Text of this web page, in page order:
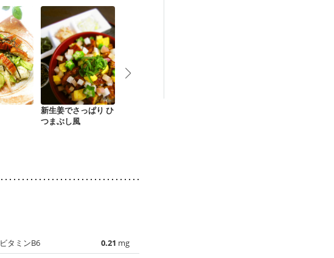
新生姜でさっぱり ひ
つまぶし風
ビタミンB6 0.21 mg